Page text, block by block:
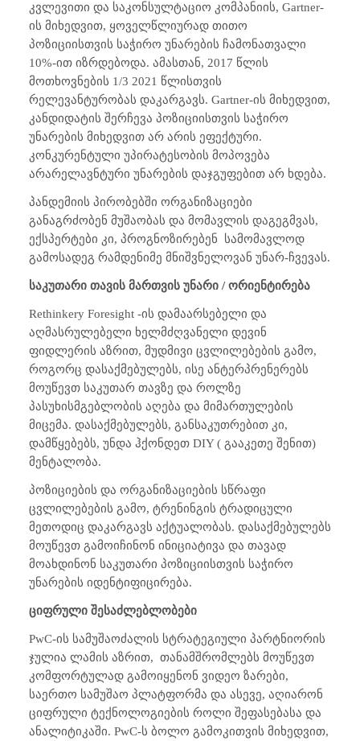
კვლევითი და საკონსულტაციო კომპანიის, Gartner-
ის მიხედვით, ყოველწლიურად თითო
პოზიციისთვის საჭირო უნარების ჩამონათვალი
10%-ით იზრდებოდა. ამასთან, 2017 წლის
მოთხოვნების 1/3 2021 წლისთვის
რელევანტურობას დაკარგავს. Gartner-ის მიხედვით,
კანდიდატის შერჩევა პოზიციისთვის საჭირო
უნარების მიხედვით არ არის ეფექტური.
კონკურენტული უპირატესობის მოპოვება
არარელავნტური უნარების დაჯგუფებით არ ხდება.
პანდემიის პირობებში ორგანიზაციები
განაგრძობენ მუშაობას და მომავლის დაგეგმვას,
ექსპერტები კი, პროგნოზირებენ
სამომავლოდ
გამოსადეგ რამდენიმე მნიშვნელოვან უნარ-ჩვევას.
საკუთარი თავის მართვის უნარი / ორიენტირება
Rethinkery Foresight-ის დამაარსებელი და
აღმასრულებელი ხელმძღვანელი დევინ
ფიდლერის აზრით, მუდმივი ცვლილებების გამო,
როგორც დასაქმებულებს, ისე ანტერპრენერებს
მოუწევთ საკუთარ თავზე და როლზე
პასუხისმგებლობის აღება და მიმართულების
მიცემა. დასაქმებულებს, განსაკუთრებით კი,
დამწყებებს, უნდა ჰქონდეთ DIY( გააკეთე შენით)
მენტალობა.
პოზიციების და ორგანიზაციების სწრაფი
ცვლილებების გამო, ტრენინგის ტრადიცული
მეთოდიც დაკარგავს აქტუალობას. დასაქმებულებს
მოუწევთ გამოიჩინონ ინიციატივა და თავად
მოახდინონ საკუთარი პოზიციისთვის საჭირო
უნარების იდენტიფიცირება.
ციფრული შესაძლებლობები
PwC-ის სამუშაოძალის სტრატეგიული პარტნიორის
ჯულია ლამის აზრით, თანამშრომლებს მოუწევთ
კომფორტულად გამოიყენონ ვიდეო ზარები,
საერთო სამუშაო პლატფორმა და ასევე, აღიარონ
ციფრული ტექნოლოგიების როლი შეფასებასა და
ანალიტიკაში. PwC-ს ბოლო გამოკითვის მიხედვით,